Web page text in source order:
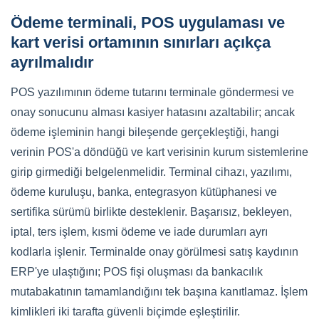
Ödeme terminali, POS uygulaması ve
kart verisi ortamının sınırları açıkça
ayrılmalıdır
POS yazılımının ödeme tutarını terminale göndermesi ve
onay sonucunu alması kasiyer hatasını azaltabilir; ancak
ödeme işleminin hangi bileşende gerçekleştiği, hangi
verinin POS'a döndüğü ve kart verisinin kurum sistemlerine
girip girmediği belgelenmelidir. Terminal cihazı, yazılımı,
ödeme kuruluşu, banka, entegrasyon kütüphanesi ve
sertifika sürümü birlikte desteklenir. Başarısız, bekleyen,
iptal, ters işlem, kısmi ödeme ve iade durumları ayrı
kodlarla işlenir. Terminalde onay görülmesi satış kaydının
ERP'ye ulaştığını; POS fişi oluşması da bankacılık
mutabakatının tamamlandığını tek başına kanıtlamaz. İşlem
kimlikleri iki tarafta güvenli biçimde eşleştirilir.